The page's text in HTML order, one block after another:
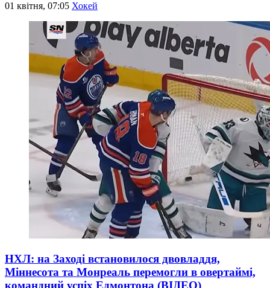
01 квітня, 07:05 Хокей
НХЛ: на Заході встановилося двовладдя,
Міннесота та Монреаль перемогли в овертаймі,
командний успіх Едмонтона (ВІДЕО)